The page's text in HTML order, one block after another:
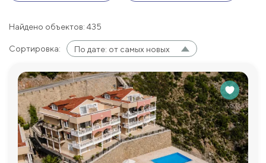
Найдено объектов: 435
Сортировка: По дате: от самых новых